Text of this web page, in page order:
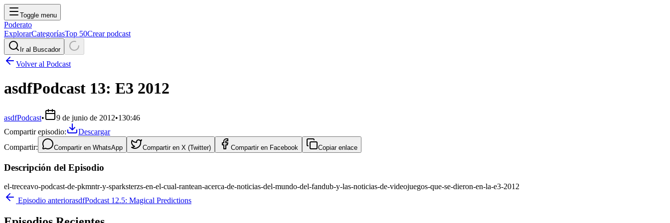
Toggle menu
Poderato
ExplorarCategoríasTop 50Crear podcast
Ir al Buscador
Volver al Podcast
asdfPodcast 13: E3 2012
asdfPodcast• 9 de junio de 2012•130:46
Compartir episodio:
Descargar
Compartir:
Compartir en WhatsApp Compartir en X (Twitter) Compartir en Facebook Copiar enlace
Descripción del Episodio
el-treceavo-podcast-de-pkmntr-y-sparksterzs-en-el-cual-rantean-acerca-de-noticias-del-mundo-del-fandub-y-las-noticias-de-videojuegos-que-se-dieron-en-la-e3-2012
Episodio anteriorasdfPodcast 12.5: Magical Predictions